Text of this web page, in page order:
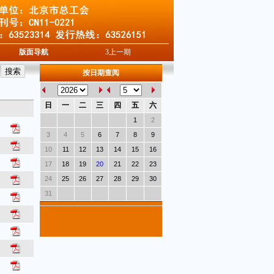
版面导航 3上一期
按日期查阅
日 一 二 三 四 五 六
1
2
3
4 5 6 7 8
9
10
11 12 13 14 15
16
17
18 19 20 21 22
23
24
25 26 27 28 29
30
31